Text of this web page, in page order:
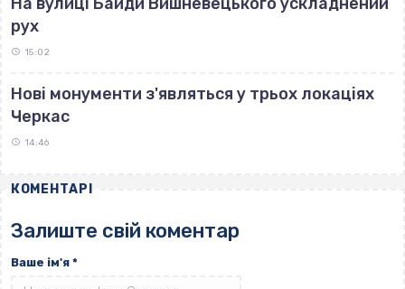
рух
15:02
Нові монументи з'являться у трьох локаціях
Черкас
14:46
КОМЕНТАРІ
Залиште свій коментар
Ваше ім'я *